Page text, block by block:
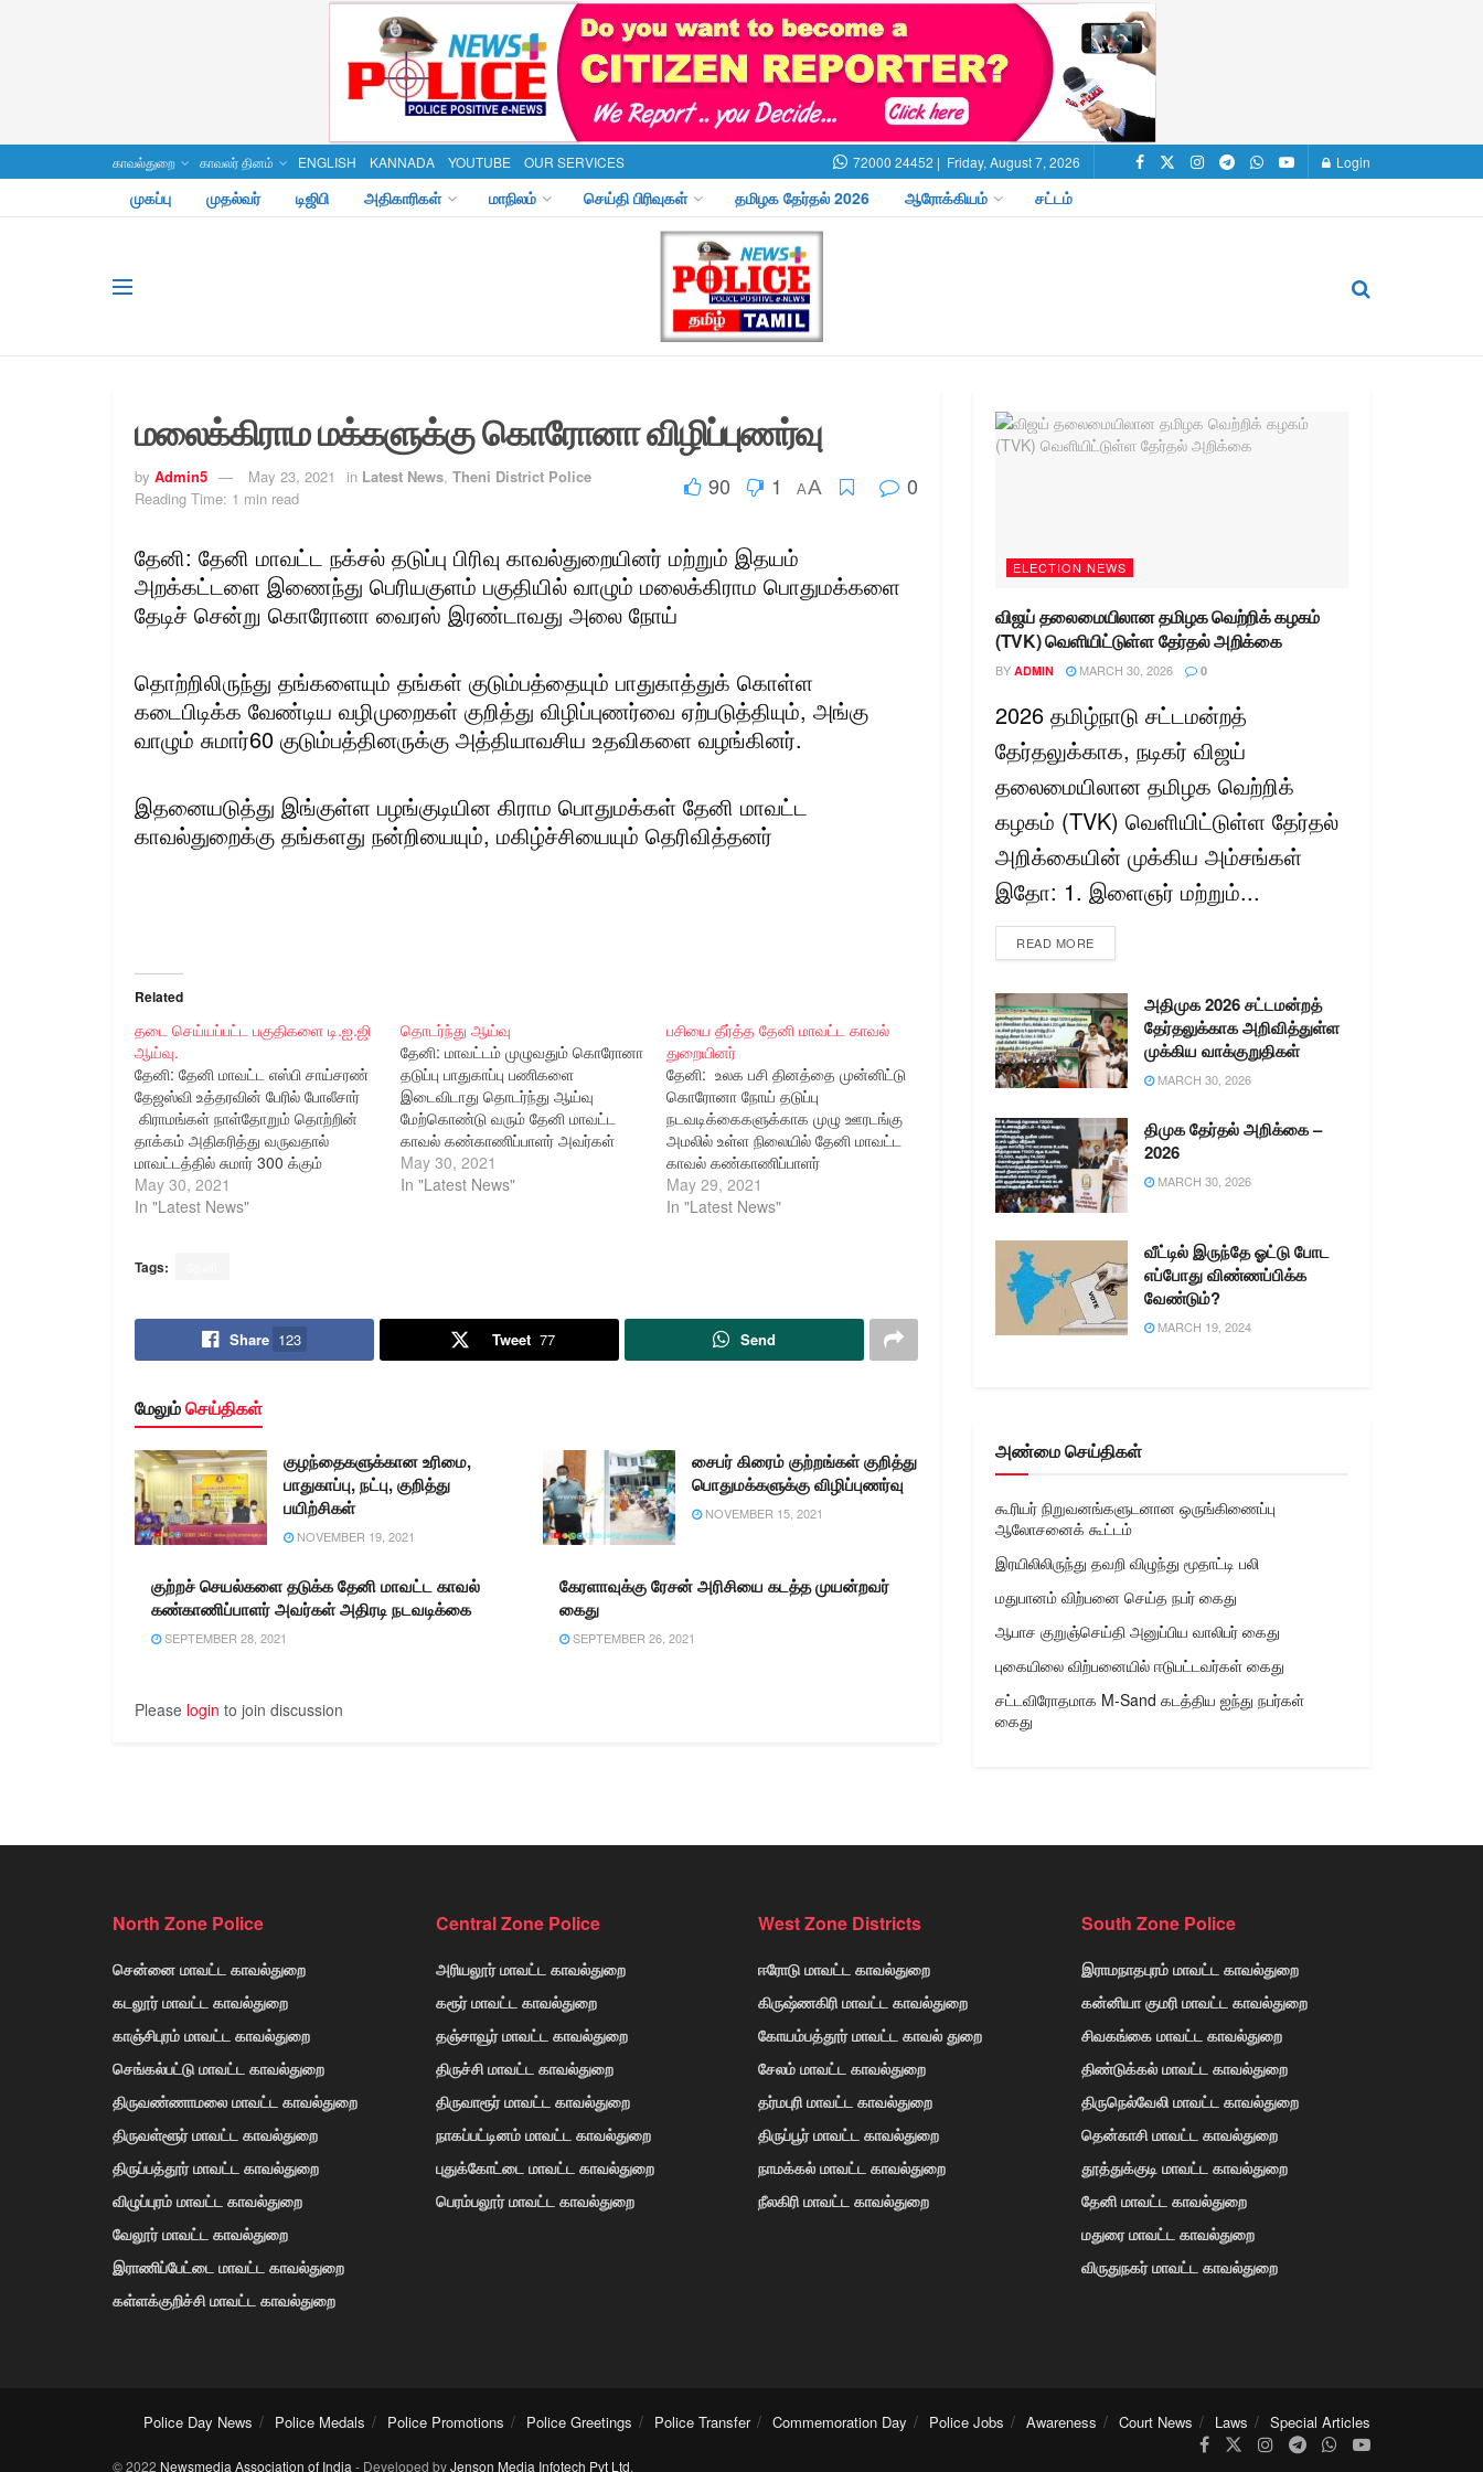
காவல்துறை காவலர் தினம் ENGLISH KANNADA YOUTUBE OUR SERVICES 72000 24452 | Friday, August 7, 2026 Login
முகப்பு முதல்வர் டிஜிபி அதிகாரிகள் மாநிலம் செய்தி பிரிவுகள் தமிழக தேர்தல் 2026 ஆரோக்கியம் சட்டம்
மலைக்கிராம மக்களுக்கு கொரோனா விழிப்புணர்வு
by Admin5 May 23, 2021 in Latest News, Theni District Police
Reading Time: 1 min read
90 1 AA 0
தேனி: தேனி மாவட்ட நக்சல் தடுப்பு பிரிவு காவல்துறையினர் மற்றும் இதயம்
அறக்கட்டளை இணைந்து பெரியகுளம் பகுதியில் வாழும் மலைக்கிராம பொதுமக்களை
தேடிச் சென்று கொரோனா வைரஸ் இரண்டாவது அலை நோய்
தொற்றிலிருந்து தங்களையும் தங்கள் குடும்பத்தையும் பாதுகாத்துக் கொள்ள
கடைபிடிக்க வேண்டிய வழிமுறைகள் குறித்து விழிப்புணர்வை ஏற்படுத்தியும், அங்கு
வாழும் சுமார்60 குடும்பத்தினருக்கு அத்தியாவசிய உதவிகளை வழங்கினர்.
இதனையடுத்து இங்குள்ள பழங்குடியின கிராம பொதுமக்கள் தேனி மாவட்ட
காவல்துறைக்கு தங்களது நன்றியையும், மகிழ்ச்சியையும் தெரிவித்தனர்
Related
தடை செய்யப்பட்ட பகுதிகளை டி.ஐ.ஜி
ஆய்வு.
தேனி: தேனி மாவட்ட எஸ்பி சாய்சரண்
தேஜஸ்வி உத்தரவின் பேரில் போலீசார்
கிராமங்கள் நாள்தோறும் தொற்றின்
தாக்கம் அதிகரித்து வருவதால்
மாவட்டத்தில் சுமார் 300 க்கும்
மேற்பட்ட இடங்கள் தடை செய்யப் பட்ட
பகுதியாக மாவட்ட நிர்வாகம்
தந்த திண்டுக்கல் சரக டி,ஐ,ஜி
எண்டபுலிப்பட்டி, லட்சுமிபுரம்,
ஊஞ்சம்பட்டி, பழனிசெட்டிபட்டி
வீரபாண்டி உள்ளிட்ட பகுதிகளில்
தடைசெய்யப்பட்ட பகுதிகளை…
May 30, 2021
In "Latest News"
தொடர்ந்து ஆய்வு
தேனி: மாவட்டம் முழுவதும் கொரோனா
தடுப்பு பாதுகாப்பு பணிகளை
இடைவிடாது தொடர்ந்து ஆய்வு
மேற்கொண்டு வரும் தேனி மாவட்ட
காவல் கண்காணிப்பாளர் அவர்கள்‌
கொரோனா நோய்தொற்று பரவிய
கிராமப்பகுதிகளில் ஆய்வு
May 30, 2021
In "Latest News"
பசியை தீர்த்த தேனி மாவட்ட காவல்
துறையினர்
தேனி: உலக பசி தினத்தை முன்னிட்டு
கொரோனா நோய் தடுப்பு
நடவடிக்கைகளுக்காக முழு ஊரடங்கு
அமலில் உள்ள நிலையில் தேனி மாவட்ட
காவல் கண்காணிப்பாளர்
திரு.E.சாய்சரண் தேஜஸ்வி,இ.கா.ப.,
அவர்களின் உத்தரவின் பேரில்
மக்களுக்கு பெரியகுளம் உட்கோட்ட
காவல் துணை கண்காணிப்பாளர்
திரு.K.முத்துகுமார் அவர்கள்
May 29, 2021
In "Latest News"
Tags:
Share 123 Tweet 77 Send
மேலும்செய்திகள்
குழந்தைகளுக்கான உரிமை,
பாதுகாப்பு, நட்பு, குறித்து
பயிற்சிகள்
NOVEMBER 19, 2021
சைபர் கிரைம் குற்றங்கள் குறித்து
பொதுமக்களுக்கு விழிப்புணர்வு
NOVEMBER 15, 2021
குற்றச் செயல்களை தடுக்க தேனி மாவட்ட காவல்
கண்காணிப்பாளர் அவர்கள் அதிரடி நடவடிக்கை
SEPTEMBER 28, 2021
கேரளாவுக்கு ரேசன் அரிசியை கடத்த முயன்றவர்
கைது
SEPTEMBER 26, 2021
Please login to join discussion
ELECTION NEWS
விஜய் தலைமையிலான தமிழக வெற்றிக் கழகம்
(TVK) வெளியிட்டுள்ள தேர்தல் அறிக்கை
BY ADMIN MARCH 30, 2026 0
2026 தமிழ்நாடு சட்டமன்றத்
தேர்தலுக்காக, நடிகர் விஜய்
தலைமையிலான தமிழக வெற்றிக்
கழகம் (TVK) வெளியிட்டுள்ள தேர்தல்
அறிக்கையின் முக்கிய அம்சங்கள்
இதோ: 1. இளைஞர் மற்றும்...
READ MORE
அதிமுக 2026 சட்டமன்றத்
தேர்தலுக்காக அறிவித்துள்ள
முக்கிய வாக்குறுதிகள்
MARCH 30, 2026
திமுக தேர்தல் அறிக்கை –
2026
MARCH 30, 2026
வீட்டில் இருந்தே ஓட்டு போட
எப்போது விண்ணப்பிக்க
வேண்டும்?
MARCH 19, 2024
அண்மை செய்திகள்
கூரியர் நிறுவனங்களுடனான ஒருங்கிணைப்பு
ஆலோசனைக் கூட்டம்
இரயிலிலிருந்து தவறி விழுந்து மூதாட்டி பலி
மதுபானம் விற்பனை செய்த நபர் கைது
ஆபாச குறுஞ்செய்தி அனுப்பிய வாலிபர் கைது
புகையிலை விற்பனையில் ஈடுபட்டவர்கள் கைது
சட்டவிரோதமாக M-Sand கடத்திய ஐந்து நபர்கள்
கைது
North Zone Police
சென்னை மாவட்ட காவல்துறை
கடலூர் மாவட்ட காவல்துறை
காஞ்சிபுரம் மாவட்ட காவல்துறை
செங்கல்பட்டு மாவட்ட காவல்துறை
திருவண்ணாமலை மாவட்ட காவல்துறை
திருவள்ளூர் மாவட்ட காவல்துறை
திருப்பத்தூர் மாவட்ட காவல்துறை
விழுப்புரம் மாவட்ட காவல்துறை
வேலூர் மாவட்ட காவல்துறை
இராணிப்பேட்டை மாவட்ட காவல்துறை
கள்ளக்குறிச்சி மாவட்ட காவல்துறை
Central Zone Police
அரியலூர் மாவட்ட காவல்துறை
கரூர் மாவட்ட காவல்துறை
தஞ்சாவூர் மாவட்ட காவல்துறை
திருச்சி மாவட்ட காவல்துறை
திருவாரூர் மாவட்ட காவல்துறை
நாகப்பட்டினம் மாவட்ட காவல்துறை
புதுக்கோட்டை மாவட்ட காவல்துறை
பெரம்பலூர் மாவட்ட காவல்துறை
West Zone Districts
ஈரோடு மாவட்ட காவல்துறை
கிருஷ்ணகிரி மாவட்ட காவல்துறை
கோயம்பத்தூர் மாவட்ட காவல் துறை
சேலம் மாவட்ட காவல்துறை
தர்மபுரி மாவட்ட காவல்துறை
திருப்பூர் மாவட்ட காவல்துறை
நாமக்கல் மாவட்ட காவல்துறை
நீலகிரி மாவட்ட காவல்துறை
South Zone Police
இராமநாதபுரம் மாவட்ட காவல்துறை
கன்னியா குமரி மாவட்ட காவல்துறை
சிவகங்கை மாவட்ட காவல்துறை
திண்டுக்கல் மாவட்ட காவல்துறை
திருநெல்வேலி மாவட்ட காவல்துறை
தென்காசி மாவட்ட காவல்துறை
தூத்துக்குடி மாவட்ட காவல்துறை
தேனி மாவட்ட காவல்துறை
மதுரை மாவட்ட காவல்துறை
விருதுநகர் மாவட்ட காவல்துறை
Police Day News Police Medals Police Promotions Police Greetings Police Transfer Commemoration Day Police Jobs Awareness Court News Laws Special Articles
© 2022 Newsmedia Association of India - Developed byJenson Media Infotech Pvt Ltd.